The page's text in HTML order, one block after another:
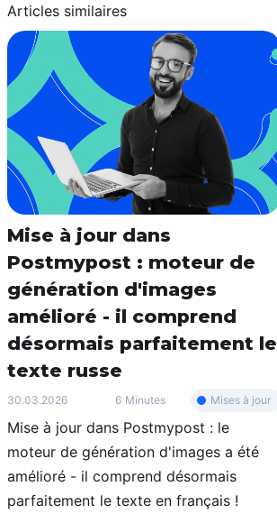
Articles similaires
Mise à jour dans
Postmypost : moteur de
génération d'images
amélioré - il comprend
désormais parfaitement le
texte russe
30.03.2026 6 Minutes Mises à jour
Mise à jour dans Postmypost : le
moteur de génération d'images a été
amélioré - il comprend désormais
parfaitement le texte en français !